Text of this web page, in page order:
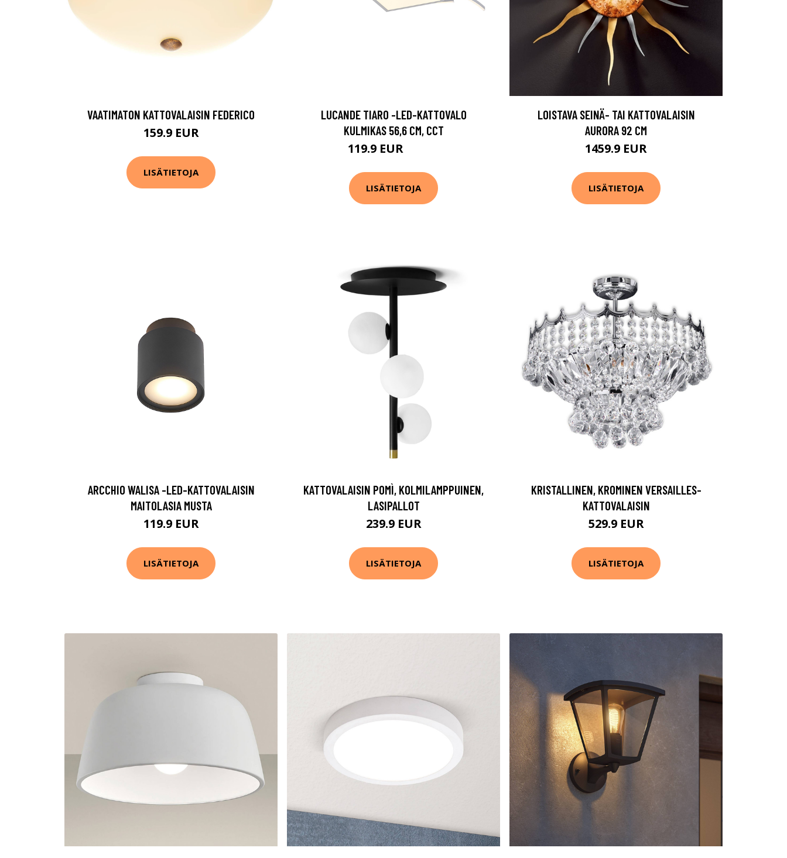
VAATIMATON KATTOVALAISIN FEDERICO
159.9 EUR
LISÄTIETOJA
LUCANDE TIARO -LED-KATTOVALO
KULMIKAS 56,6 CM, CCT
119.9 EUR
LISÄTIETOJA
LOISTAVA SEINÄ- TAI KATTOVALAISIN
AURORA 92 CM
1459.9 EUR
LISÄTIETOJA
ARCCHIO WALISA -LED-KATTOVALAISIN
MAITOLASIA MUSTA
119.9 EUR
LISÄTIETOJA
KATTOVALAISIN POMÌ, KOLMILAMPPUINEN,
LASIPALLOT
239.9 EUR
LISÄTIETOJA
KRISTALLINEN, KROMINEN VERSAILLES-
KATTOVALAISIN
529.9 EUR
LISÄTIETOJA